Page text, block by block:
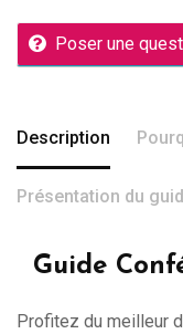
Poser une
Description
Présentation du
Guide
Profitez du meilleur